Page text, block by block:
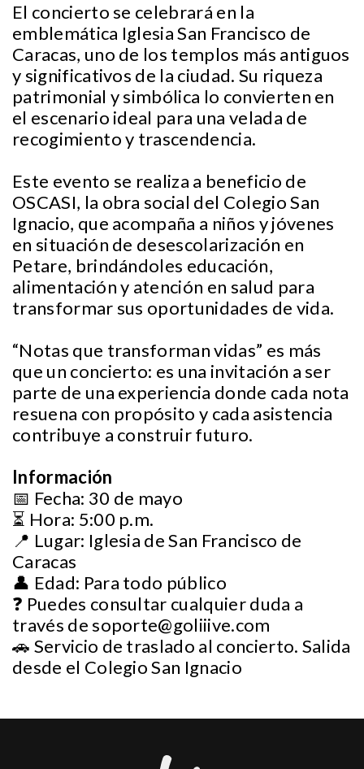
El concierto se celebrará en la
emblemática Iglesia San Francisco de
Caracas, uno de los templos más antiguos
y significativos de la ciudad. Su riqueza
patrimonial y simbólica lo convierten en
el escenario ideal para una velada de
recogimiento y trascendencia.
Este evento se realiza a beneficio de
OSCASI, la obra social del Colegio San
Ignacio, que acompaña a niños y jóvenes
en situación de desescolarización en
Petare, brindándoles educación,
alimentación y atención en salud para
transformar sus oportunidades de vida.
“Notas que transforman vidas” es más
que un concierto: es una invitación a ser
parte de una experiencia donde cada nota
resuena con propósito y cada asistencia
contribuye a construir futuro.
Información
📅 Fecha: 30 de mayo
⏳ Hora: 5:00 p.m.
📍 Lugar: Iglesia de San Francisco de
Caracas
👤 Edad: Para todo público
❓ Puedes consultar cualquier duda a
través desoporte@goliiive.com
🚗 Servicio de traslado al concierto. Salida
desde el Colegio San Ignacio